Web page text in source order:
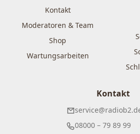
Kontakt
Moderatoren & Team
Shop
Wartungsarbeiten
Kontakt
08000 – 79 89 99